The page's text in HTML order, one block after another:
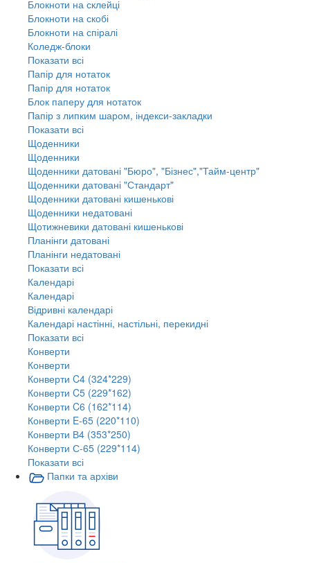
Блокноти на склейці
Блокноти на скобі
Блокноти на спіралі
Коледж-блоки
Показати всі
Папір для нотаток
Папір для нотаток
Блок паперу для нотаток
Папір з липким шаром, індекси-закладки
Показати всі
Щоденники
Щоденники
Щоденники датовані "Бюро", "Бізнес","Тайм-центр"
Щоденники датовані "Стандарт"
Щоденники датовані кишенькові
Щоденники недатовані
Щотижневики датовані кишенькові
Планінги датовані
Планінги недатовані
Показати всі
Календарі
Календарі
Відривні календарі
Календарі настінні, настільні, перекидні
Показати всі
Конверти
Конверти
Конверти C4 (324*229)
Конверти C5 (229*162)
Конверти C6 (162*114)
Конверти E-65 (220*110)
Конверти В4 (353*250)
Конверти С-65 (229*114)
Показати всі
Папки та архіви